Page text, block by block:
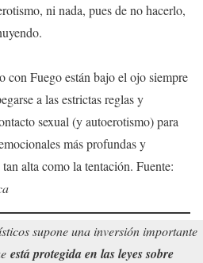
ni nada, pues de no hacerlo,
con Fuego están bajo el ojo siempre
a las estrictas reglas y
sexual (y autoerotismo) para
más profundas y
alta como la tentación. Fuente:
supone una inversión importante
está protegida en las leyes sobre